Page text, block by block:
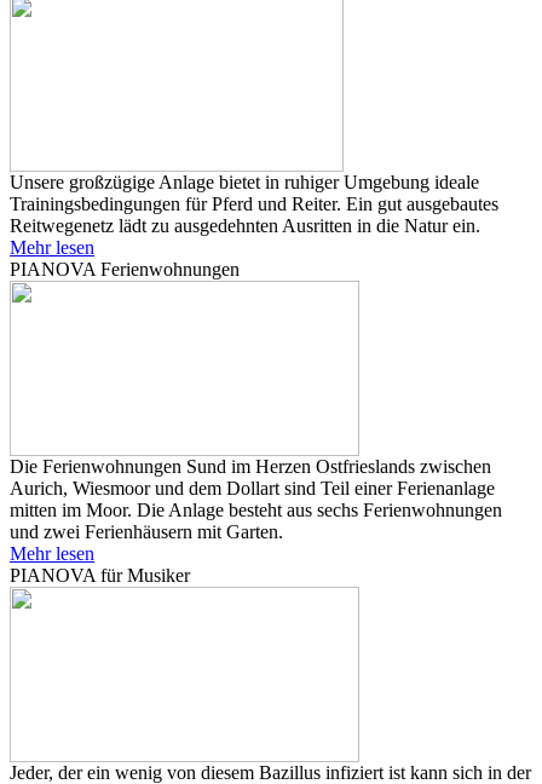
Unsere großzügige Anlage bietet in ruhiger Umgebung ideale
Trainingsbedingungen für Pferd und Reiter. Ein gut ausgebautes
Reitwegenetz lädt zu ausgedehnten Ausritten in die Natur ein.
Mehr lesen
PIANOVA Ferienwohnungen
Die Ferienwohnungen Sund im Herzen Ostfrieslands zwischen
Aurich, Wiesmoor und dem Dollart sind Teil einer Ferienanlage
mitten im Moor. Die Anlage besteht aus sechs Ferienwohnungen
und zwei Ferienhäusern mit Garten.
Mehr lesen
PIANOVA für Musiker
Jeder, der ein wenig von diesem Bazillus infiziert ist kann sich in der